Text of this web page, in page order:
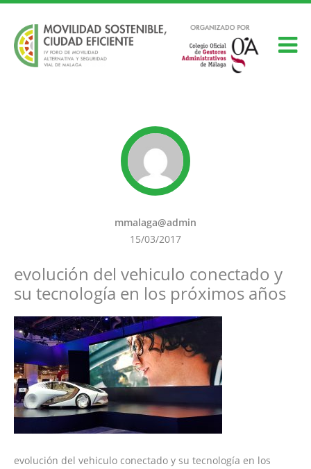
mmalaga@admin
15/03/2017
evolución del vehiculo conectado y
su tecnología en los próximos años
evolución del vehiculo conectado y su tecnología en los